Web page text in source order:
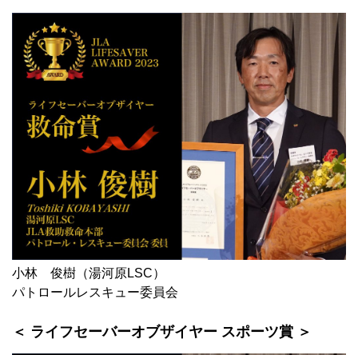
小林 俊樹（湯河原LSC）
パトロールレスキュー委員会
＜ ライフセーバーオブザイヤー スポーツ賞 ＞